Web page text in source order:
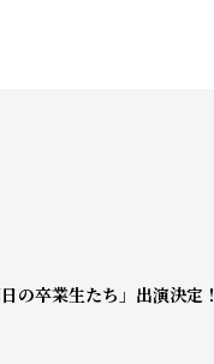
の卒業生たち」出演決定！